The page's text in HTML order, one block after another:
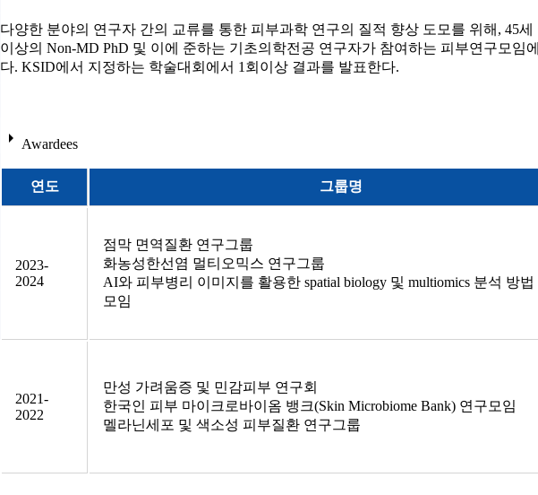
다양한 분야의 연구자 간의 교류를 통한 피부과학 연구의 질적 향상 도모를 위해, 45
이상의 Non-MD PhD 및 이에 준하는 기초의학전공 연구자가 참여하는 피부연구모임
다. KSID에서 지정하는 학술대회에서 1회이상 결과를 발표한다.
arrow_right Awardees
연도 그룹명
2023-
2024
점막 면역질환 연구그룹
화농성한선염 멀티오믹스 연구그룹
AI와 피부병리 이미지를 활용한 spatial biology 및 multiomics 분석 방법
모임
2021-
2022
만성 가려움증 및 민감피부 연구회
한국인 피부 마이크로바이옴 뱅크(Skin Microbiome Bank) 연구모임
멜라닌세포 및 색소성 피부질환 연구그룹